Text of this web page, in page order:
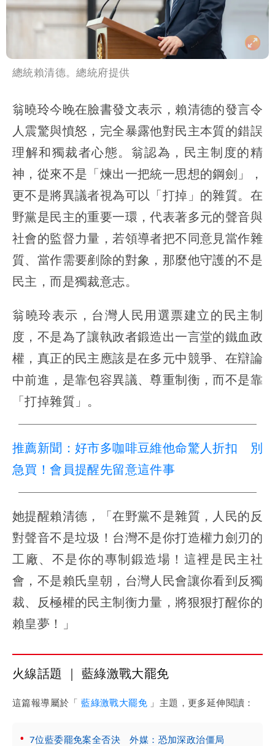
總統賴清德。總統府提供
翁曉玲今晚在臉書發文表示，賴清德的發言令
人震驚與憤怒，完全暴露他對民主本質的錯誤
理解和獨裁者心態。翁認為，民主制度的精
神，從來不是「煉出一把統一思想的鋼劍」，
更不是將異議者視為可以「打掉」的雜質。在
野黨是民主的重要一環，代表著多元的聲音與
社會的監督力量，若領導者把不同意見當作雜
質、當作需要剷除的對象，那麼他守護的不是
民主，而是獨裁意志。
翁曉玲表示，台灣人民用選票建立的民主制
度，不是為了讓執政者鍛造出一言堂的鐵血政
權，真正的民主應該是在多元中競爭、在辯論
中前進，是靠包容異議、尊重制衡，而不是靠
「打掉雜質」。
推薦新聞：好市多咖啡豆維他命驚人折扣 別
急買！會員提醒先留意這件事
她提醒賴清德，「在野黨不是雜質，人民的反
對聲音不是垃圾！台灣不是你打造權力劍刃的
工廠、不是你的專制鍛造場！這裡是民主社
會，不是賴氏皇朝，台灣人民會讓你看到反獨
裁、反極權的民主制衡力量，將狠狠打醒你的
賴皇夢！」
火線話題 ｜ 藍綠激戰大罷免
這篇報導屬於「藍綠激戰大罷免 」主題，更多延伸閱讀：
7位藍委罷免案全否決 外媒：恐加深政治僵局